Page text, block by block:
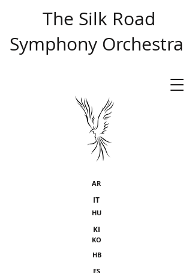
​ The Silk Road
Symphony Orchestra
AR
IT
HU
KI
KO
HB
ES